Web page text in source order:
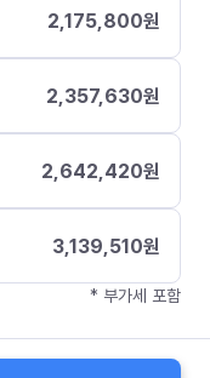
2,175,800원
2,357,630원
2,642,420원
3,139,510원
* 부가세 포함